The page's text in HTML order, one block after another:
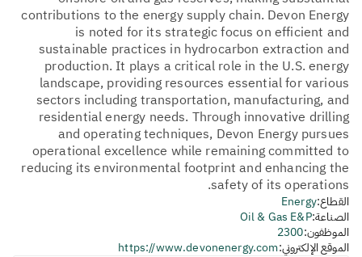
contributions to the energy supply chain. Devon Energy
is noted for its strategic focus on efficient and
sustainable practices in hydrocarbon extraction and
production. It plays a critical role in the U.S. energy
landscape, providing resources essential for various
sectors including transportation, manufacturing, and
residential energy needs. Through innovative drilling
and operating techniques, Devon Energy pursues
operational excellence while remaining committed to
reducing its environmental footprint and enhancing the
safety of its operations.
القطاع:Energy
الصناعة:Oil & Gas E&P
الموظفون:2300
الموقع الإلكتروني:https://www.devonenergy.com